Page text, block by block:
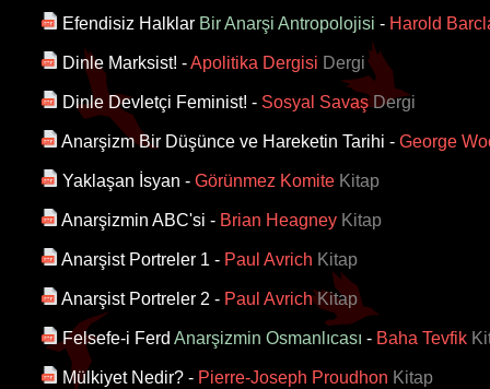
Efendisiz Halklar Bir Anarşi Antropolojisi - Harold
Dinle Marksist! -Apolitika Dergisi Dergi
Dinle Devletçi Feminist! - Sosyal SavaşDergi
Anarşizm Bir Düşünce ve Hareketin Tarihi - George
Yaklaşan İsyan - Görünmez Komite Kitap
Anarşizmin ABC'si - Brian Heagney Kitap
Anarşist Portreler 1 - Paul Avrich Kitap
Anarşist Portreler 2 - Paul AvrichKitap
Felsefe-i Ferd Anarşizmin Osmanlıcası - Baha Tevfik
Mülkiyet Nedir? - Pierre-Joseph Proudhon Kitap